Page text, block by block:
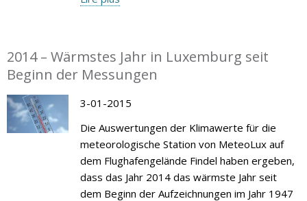
2014 – Wärmstes Jahr in Luxemburg seit
Beginn der Messungen
3-01-2015
Die Auswertungen der Klimawerte für die
meteorologische Station von MeteoLux auf
dem Flughafengelände Findel haben ergeben,
dass das Jahr 2014 das wärmste Jahr seit
dem Beginn der Aufzeichnungen im Jahr 1947